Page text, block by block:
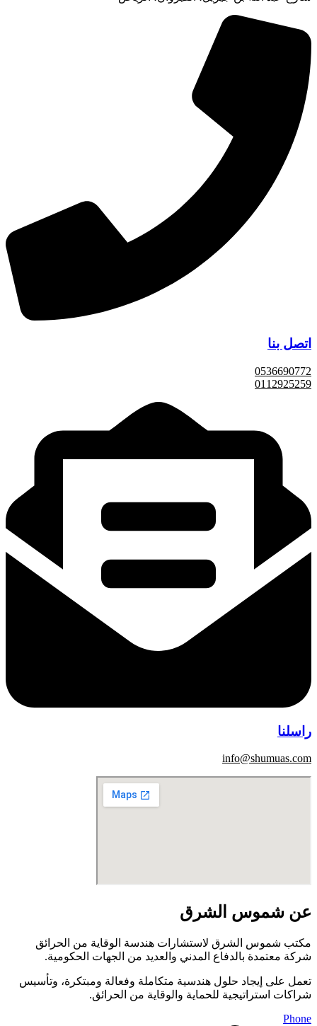
اتصل بنا
0536690772
0112925259
راسلنا
info@shumuas.com
عن شموس الشرق
مكتب شموس الشرق لاستشارات هندسة الوقاية من الحرائق
شركة معتمدة بالدفاع المدني والعديد من الجهات الحكومية.
تعمل على إيجاد حلول هندسية متكاملة وفعالة ومبتكرة، وتأسيس
شراكات استراتيجية للحماية والوقاية من الحرائق.
Phone